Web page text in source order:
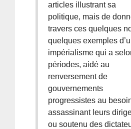
articles illustrant sa
politique, mais de
travers ces quelques
quelques exemples
impérialisme qui a
périodes, aidé au
renversement de
gouvernements
progressistes au
assassinant leurs
ou soutenu des